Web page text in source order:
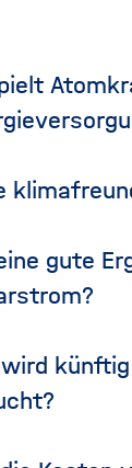
gute
künftig